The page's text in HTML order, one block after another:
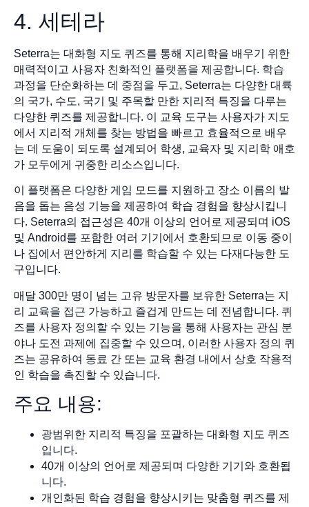
4. 세테라
Seterra는 대화형 지도 퀴즈를 통해 지리학을 배우기 위한
매력적이고 사용자 친화적인 플랫폼을 제공합니다. 학습
과정을 단순화하는 데 중점을 두고, Seterra는 다양한 대륙
의 국가, 수도, 국기 및 주목할 만한 지리적 특징을 다루는
다양한 퀴즈를 제공합니다. 이 교육 도구는 사용자가 지도
에서 지리적 개체를 찾는 방법을 빠르고 효율적으로 배우
는 데 도움이 되도록 설계되어 학생, 교육자 및 지리학 애호
가 모두에게 귀중한 리소스입니다.
이 플랫폼은 다양한 게임 모드를 지원하고 장소 이름의 발
음을 돕는 음성 기능을 제공하여 학습 경험을 향상시킵니
다. Seterra의 접근성은 40개 이상의 언어로 제공되며 iOS
및 Android를 포함한 여러 기기에서 호환되므로 이동 중이
나 집에서 편안하게 지리를 학습할 수 있는 다재다능한 도
구입니다.
매달 300만 명이 넘는 고유 방문자를 보유한 Seterra는 지
리 교육을 접근 가능하고 즐겁게 만드는 데 전념합니다. 퀴
즈를 사용자 정의할 수 있는 기능을 통해 사용자는 관심 분
야나 도전 과제에 집중할 수 있으며, 이러한 사용자 정의 퀴
즈는 공유하여 동료 간 또는 교육 환경 내에서 상호 작용적
인 학습을 촉진할 수 있습니다.
주요 내용:
광범위한 지리적 특징을 포괄하는 대화형 지도 퀴즈
입니다.
40개 이상의 언어로 제공되며 다양한 기기와 호환됩
니다.
개인화된 학습 경험을 향상시키는 맞춤형 퀴즈를 제